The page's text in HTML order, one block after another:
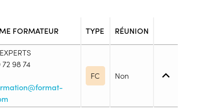
FORMATEUR TYPE RÉUNION
98 74
FC Non